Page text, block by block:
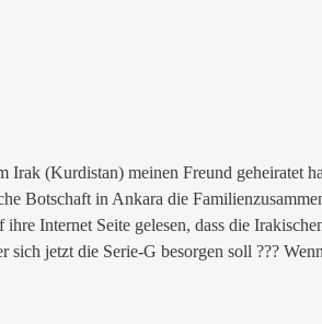
(Kurdistan) meinen Freund geheiratet
Botschaft in Ankara die
Internet Seite gelesen, dass die
jetzt die Serie-G besorgen soll ???